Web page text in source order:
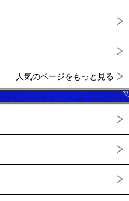
人気のページをもっと見る